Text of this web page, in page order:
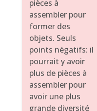
pièces à
assembler pour
former des
objets. Seuls
points négatifs: il
pourrait y avoir
plus de pièces à
assembler pour
avoir une plus
grande diversité